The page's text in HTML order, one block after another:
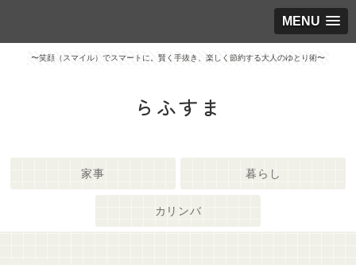
MENU
〜笑顔（スマイル）でスマートに。賢く手抜き、楽しく節約する大人のゆとり術〜
らふすま
家事 暮らし
カリンバ